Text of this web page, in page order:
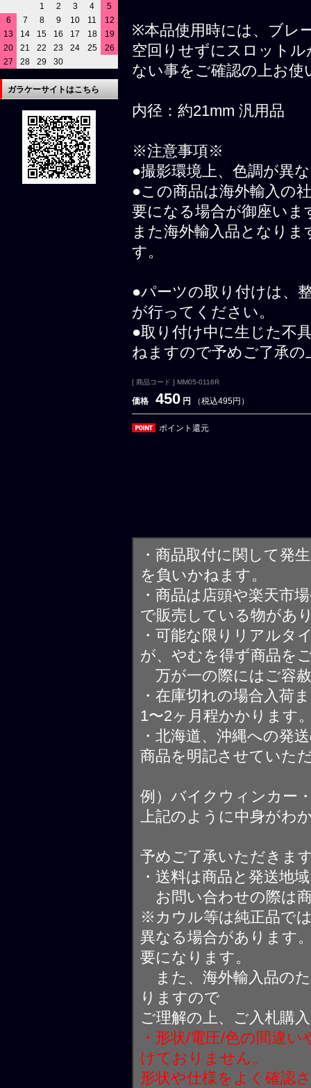
※本品使用時には、ブレ
空回りせずにスロット
ない事をご確認の上お使
内径：約21mm 汎用品
※注意事項※
●撮影環境上、色調が異
●この商品は海外輸入の
要になる場合が御座いま
また海外輸入品となり
す。
●パーツの取り付けは、
が行ってください。
●取り付け中に生じた不
ねますので予めご了承
[ 商品コード ] MM05-0116R
価格 450 円 （税込495円）
ポイント還元
・商品取付に関して発
を負いかねます。
・商品は店頭や楽天市
で販売している物があ
・可能な限りリアルタ
が、やむを得ず商品を
万が一の際にはご容
・在庫切れの場合入荷
1〜2ヶ月程かかります
・北海道、沖縄への発
商品を明記させていた
例）バイクウィンカー
上記のように中身がわ
予めご了承いただきま
・送料は商品と発送地
お問い合わせの際は
※カウル等は純正品で
異なる場合があります
要になります。
また、海外輸入品の
りますので
ご理解の上、ご入札購
・形状/電圧/色の間違
けておりません。
形状や仕様をよく確認
1 2 3 4
5
6
7 8 9 10 11
12
13
14 15 16 17 18
19
20
21 22 23 24 25
26
27
28 29 30
ガラケーサイトはこちら